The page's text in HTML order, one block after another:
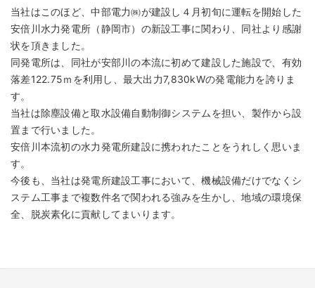
当社はこのほど、中部電力㈱が建設し４月初旬に運転を開始した
安倍川水力発電所（静岡市）の新設工事に関わり、同社より感謝
状を頂きました。
同発電所は、同社が安部川の本流に初めて建設した施設で、有効
落差122.75ｍを利用し、最大出力7,830kWの発電能力を誇りま
す。
当社は除塵設備と取水設備自動制御システムを担い、製作から設
置まで行いました。
安倍川本流初の水力発電所建設に携われたことをうれしく思いま
す。
今後も、当社は発電所建設工事において、機械設備だけでなくシ
ステム工事まで複数件名で関われる強みを生かし、地域の環境保
全、脱炭素化に貢献してまいります。